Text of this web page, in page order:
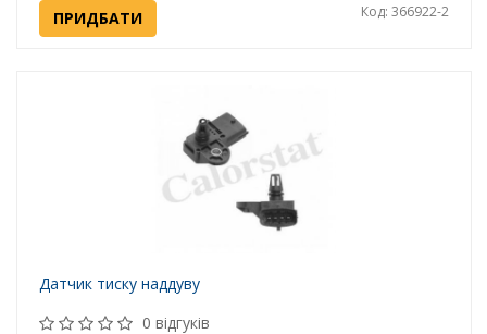
ПРИДБАТИ Код: 366922-2
Датчик тиску наддуву
0 відгуків